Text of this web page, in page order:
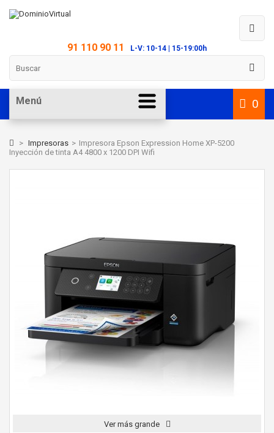
91 110 90 11 L-V: 10-14 | 15-19:00h
0
Menú
> Impresoras > Impresora Epson Expression Home XP-5200
Inyección de tinta A4 4800 x 1200 DPI Wifi
Ver más grande